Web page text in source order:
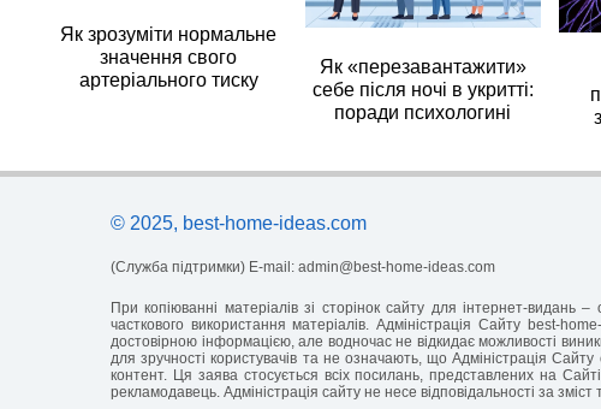
Як зрозуміти нормальне
значення свого
артеріального тиску
Як «перезавантажити»
себе після ночі в укритті:
поради психологині
© 2025, best-home-ideas.com
(Служба підтримки) E-mail: admin@best-home-ideas.com
При копіюванні матеріалів зі сторінок сайту для інтернет-
часткового використання матеріалів. Адміністрація Сайту best-
достовірною інформацією, але водночас не відкидає можливості
для зручності користувачів та не означають, що Адміністрація
контент. Ця заява стосується всіх посилань, представлених на
рекламодавець. Адміністрація сайту не несе відповідальності за